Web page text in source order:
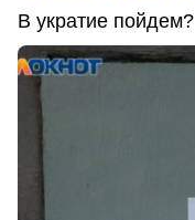
В укратие пойдем?